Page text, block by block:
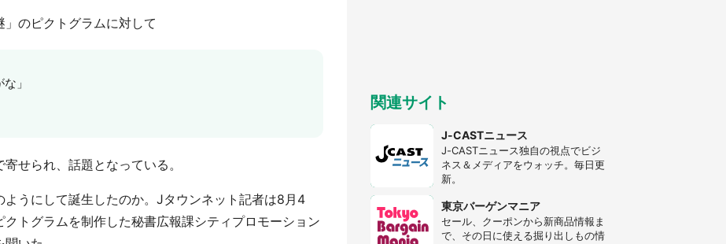
のピクトグラムに対して
」
せられ、話題となっている。
ようにして誕生したのか。Jタウンネット記者は8月4
トグラムを制作した秘書広報課シティプロモーション
県・30代女性）
関連サイト
J-CASTニュース
J-CASTニュース独自の視点でビジ
ネス＆メディアをウォッチ。毎日更
新。
東京バーゲンマニア
セール、クーポンから新商品情報ま
で、その日に使える掘り出しもの情